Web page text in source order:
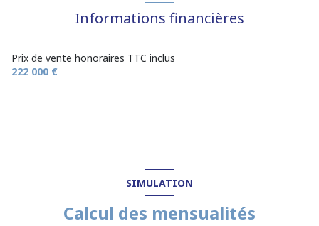
Informations financières
Prix de vente honoraires TTC inclus
222 000 €
SIMULATION
Calcul des mensualités